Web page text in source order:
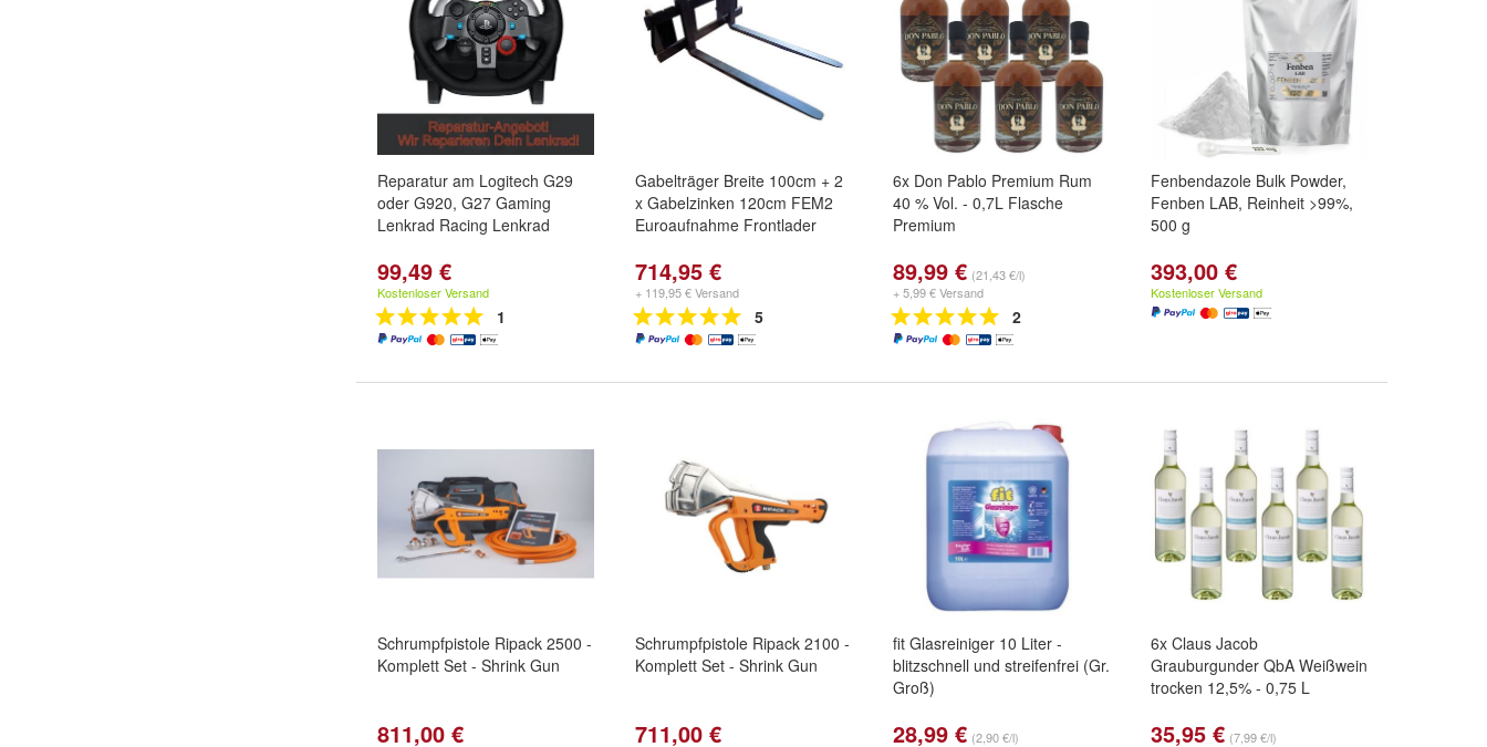
Reparatur am Logitech G29
oder G920, G27 Gaming
Lenkrad Racing Lenkrad
99,49 €
Kostenloser Versand
1
Gabelträger Breite 100cm + 2
x Gabelzinken 120cm FEM2
Euroaufnahme Frontlader
714,95 €
+ 119,95 € Versand
5
6x Don Pablo Premium Rum
40 % Vol. - 0,7L Flasche
Premium
89,99 € (21,43 €/l)
+ 5,99 € Versand
2
Fenbendazole Bulk Powder,
Fenben LAB, Reinheit >99%,
500 g
393,00 €
Kostenloser Versand
Schrumpfpistole Ripack 2500 -
Komplett Set - Shrink Gun
811,00 €
Schrumpfpistole Ripack 2100 -
Komplett Set - Shrink Gun
711,00 €
fit Glasreiniger 10 Liter -
blitzschnell und streifenfrei (Gr.
Groß)
28,99 € (2,90 €/l)
6x Claus Jacob
Grauburgunder QbA Weißwein
trocken 12,5% - 0,75 L
35,95 € (7,99 €/l)